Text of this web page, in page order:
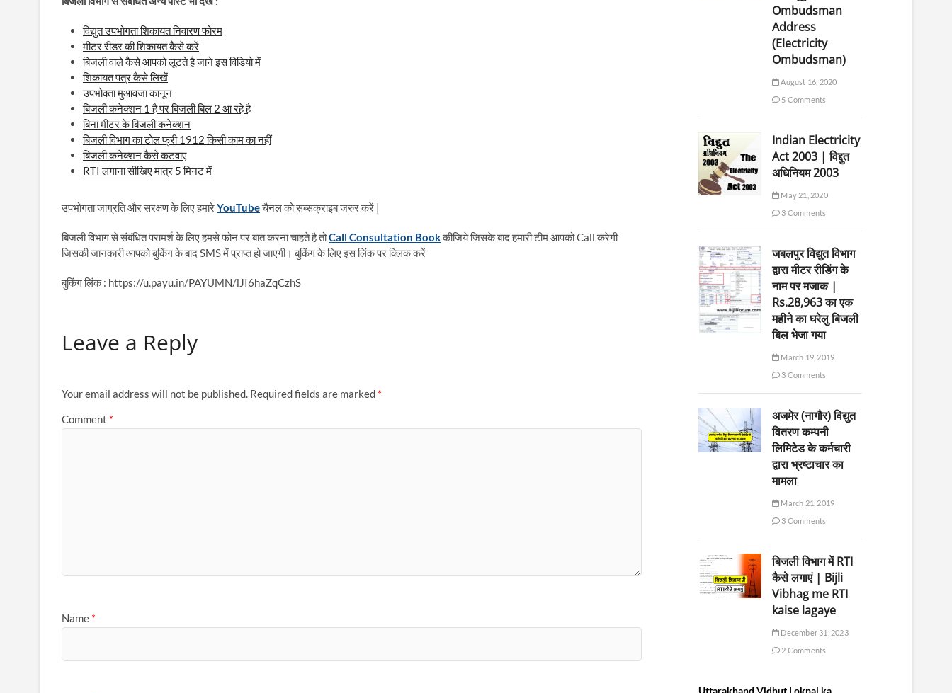
विद्युत उपभोगता शिकायत निवारण फोरम
मीटर रीडर की शिकायत कैसे करें
बिजली वाले कैसे आपको लूटते है जाने इस विडियो में
शिकायत पत्र कैसे लिखें
उपभोक्ता मुआवजा कानून
बिजली कनेक्शन 1 है पर बिजली बिल 2 आ रहे है
बिना मीटर के बिजली कनेक्शन
बिजली विभाग का टोल फ्री 1912 किसी काम का नहीं
बिजली कनेक्शन कैसे कटवाए
RTI लगाना सीखिए मात्र 5 मिनट में
उपभोगता जाग्रति और सरक्षण के लिए हमारेYouTubeचैनल को सब्सक्राइब जरुर करें |
बिजली विभाग से संबंधित परामर्श के लिए हमसे फोन पर बात करना चाहते है तोCall Consultation Bookकीजिये जिसके बाद हमारी टीम आपको Call करेगी
जिसकी जानकारी आपको बुकिंग के बाद SMS में प्राप्त हो जाएगी। बुकिंग के लिए इस लिंक पर क्लिक करें
बुकिंग लिंक : https://u.payu.in/PAYUMN/lJI6haZqCzhS
Leave a Reply
Your email address will not be published. Required fields are marked *
Comment *
Name *
Ombudsman
Address
(Electricity
Ombudsman)
August 16, 2020
5 Comments
Indian Electricity
Act 2003 | विद्दुत
अधिनियम 2003
May 21, 2020
3 Comments
जबलपुर विद्युत विभाग
द्वारा मीटर रीडिंग के
नाम पर मजाक |
Rs.28,963 का एक
महीने का घरेलु बिजली
बिल भेजा गया
March 19, 2019
3 Comments
अजमेर (नागौर) विद्युत
वितरण कम्पनी
लिमिटेड के कर्मचारी
द्वारा भ्रष्टाचार का
मामला
March 21, 2019
3 Comments
बिजली विभाग में RTI
कैसे लगाएं | Bijli
Vibhag me RTI
kaise lagaye
December 31, 2023
2 Comments
Uttarakhand Vidhut Lokpal ka